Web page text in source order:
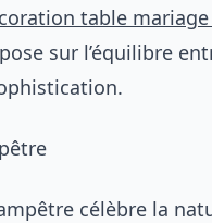
table
sur l’équilibre
célèbre la